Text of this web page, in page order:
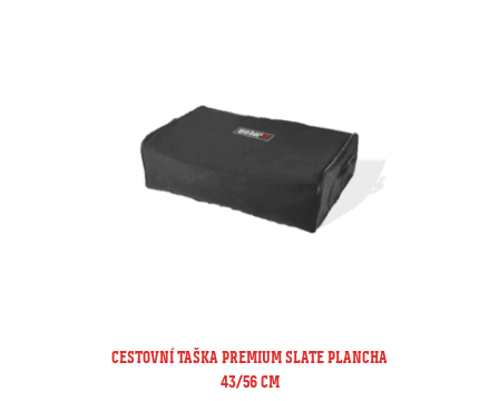
CESTOVNÍ TAŠKA PREMIUM SLATE PLANCHA
43/56 CM